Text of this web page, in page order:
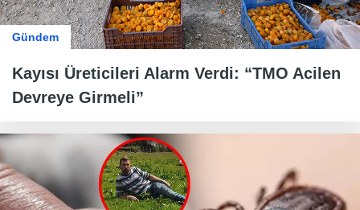
Gündem
Kayısı Üreticileri Alarm Verdi: “TMO Acilen
Devreye Girmeli”